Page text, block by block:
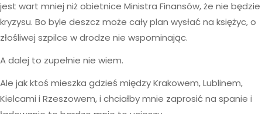
jest wart mniej niż obietnice Ministra Finansów, że nie będzie
kryzysu. Bo byle deszcz może cały plan wysłać na księżyc, o
złośliwej szpilce w drodze nie wspominając.
A dalej to zupełnie nie wiem.
Ale jak ktoś mieszka gdzieś między Krakowem, Lublinem,
Kielcami i Rzeszowem, i chciałby mnie zaprosić na spanie i